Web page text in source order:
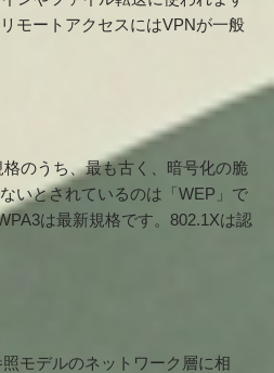
モートアクセスにはVPNが一般
のうち、最も古く、暗号化の脆
いとされているのは「WEP」で
は最新規格です。802.1Xは認
モデルのネットワーク層に相